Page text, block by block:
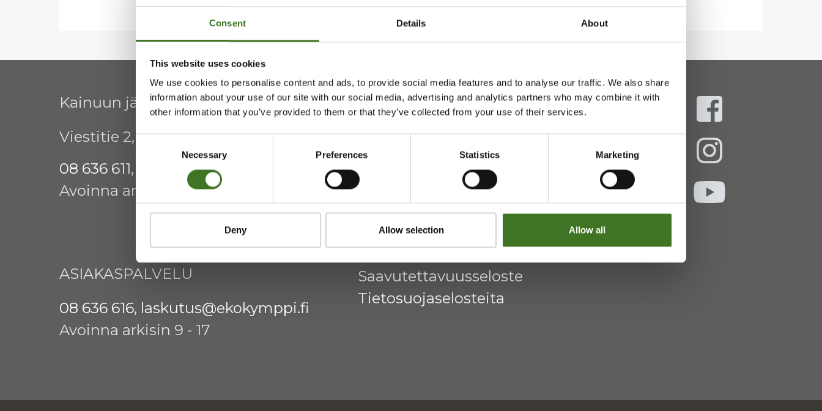
Consent Details About
This website uses cookies
We use cookies to personalise content and ads, to provide social media features and to analyse our traffic. We also share
information about your use of our site with our social media, advertising and analytics partners who may combine it with
other information that you’ve provided to them or that they’ve collected from your use of their services.
Necessary Preferences Statistics Marketing
Deny Allow selection Allow all
Kainuun jätehuollon kuntayhtymä
Viestitie 2, 87700 Kajaani
08 636 611,
info@ekokymppi.fi
Avoinna arkisin 9 - 15
ASIAKASPALVELU
08 636 616, laskutus@ekokymppi.fi
Avoinna arkisin 9 - 17
Majasaaren jätekeskus
Mustantie 500, 87900 Kajaani
044 710 0425
majasaari@ekokymppi.fi
Avoinna ma 8 - 18, ti - pe 8 - 16
Saavutettavuusseloste
Tietosuojaselosteita